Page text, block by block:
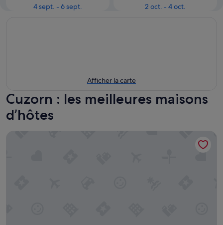
4 sept. - 6 sept.
2 oct. - 4 oct.
Afficher la carte
Cuzorn : les meilleures maisons
d’hôtes